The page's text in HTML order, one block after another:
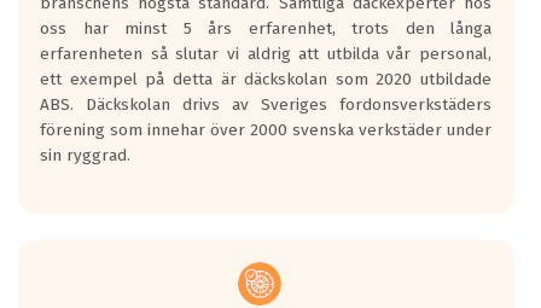
Inga D eller G betyg delas ut för
personbilar och lätta lastbilar.
Betyget sätts efter ett test där däcken
skall bromsa in på en väg där det ligger
0.5-1.5 mm vatten.
I 80km/h kommer skillnaden på
Vid körning i över 50km/h brukar
oss har minst 5 års erfarenhet, trots den långa
erfarenheten så slutar vi aldrig att utbilda vår personal,
ett exempel på detta är däckskolan som 2020 utbildade
ABS. Däckskolan drivs av Sveriges fordonsverkstäders
förening som innehar över 2000 svenska verkstäder under
sin ryggrad.